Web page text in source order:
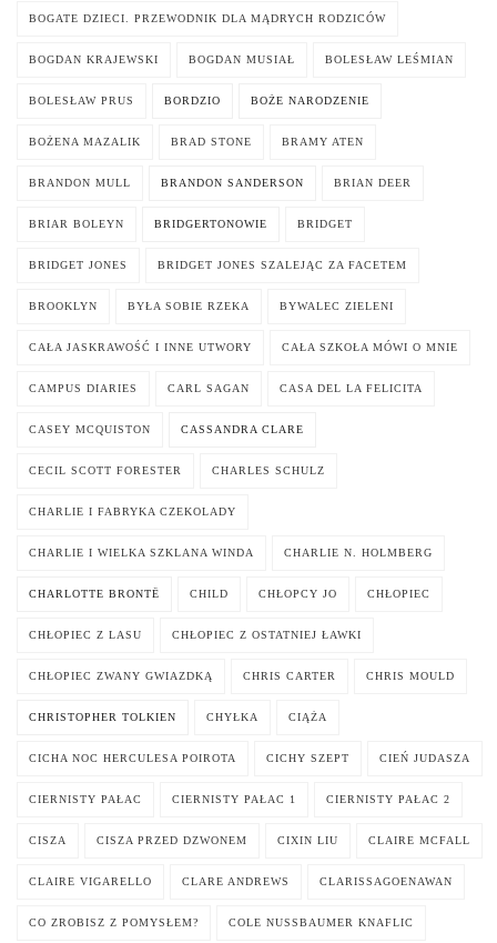
BOGATE DZIECI. PRZEWODNIK DLA MĄDRYCH RODZICÓW
BOGDAN KRAJEWSKI BOGDAN MUSIAŁ BOLESŁAW LEŚMIAN
BOLESŁAW PRUS BORDZIO BOŻE NARODZENIE
BOŻENA MAZALIK BRAD STONE BRAMY ATEN
BRANDON MULL BRANDON SANDERSON BRIAN DEER
BRIAR BOLEYN BRIDGERTONOWIE BRIDGET
BRIDGET JONES BRIDGET JONES SZALEJĄC ZA FACETEM
BROOKLYN BYŁA SOBIE RZEKA BYWALEC ZIELENI
CAŁA JASKRAWOŚĆ I INNE UTWORY CAŁA SZKOŁA MÓWI O MNIE
CAMPUS DIARIES CARL SAGAN CASA DEL LA FELICITA
CASEY MCQUISTON CASSANDRA CLARE
CECIL SCOTT FORESTER CHARLES SCHULZ
CHARLIE I FABRYKA CZEKOLADY
CHARLIE I WIELKA SZKLANA WINDA CHARLIE N. HOLMBERG
CHARLOTTE BRONTË CHILD CHŁOPCY JO CHŁOPIEC
CHŁOPIEC Z LASU CHŁOPIEC Z OSTATNIEJ ŁAWKI
CHŁOPIEC ZWANY GWIAZDKĄ CHRIS CARTER CHRIS MOULD
CHRISTOPHER TOLKIEN CHYŁKA CIĄŻA
CICHA NOC HERCULESA POIROTA CICHY SZEPT CIEŃ JUDASZA
CIERNISTY PAŁAC CIERNISTY PAŁAC 1 CIERNISTY PAŁAC 2
CISZA CISZA PRZED DZWONEM CIXIN LIU CLAIRE MCFALL
CLAIRE VIGARELLO CLARE ANDREWS CLARISSAGOENAWAN
CO ZROBISZ Z POMYSŁEM? COLE NUSSBAUMER KNAFLIC